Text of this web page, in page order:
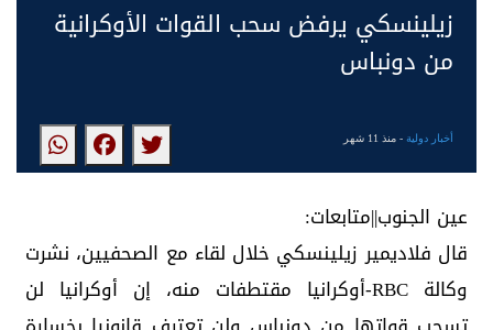
زيلينسكي يرفض سحب القوات الأوكرانية
من دونباس
أخبار دولية- منذ 11 شهر
عين الجنوب||متابعات:
قال فلاديمير زيلينسكي خلال لقاء مع الصحفيين، نشرت
وكالة RBC-أوكرانيا مقتطفات منه، إن أوكرانيا لن